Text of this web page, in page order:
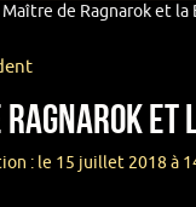
Maître de Ragnarok et la
Ragnarok et
: le 15 juillet 2018 à